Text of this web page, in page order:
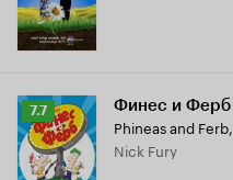
Рейтинг
Кинопоиска
7.7
7.7 Финес и Ферб
Phineas and Ferb,
Nick Fury